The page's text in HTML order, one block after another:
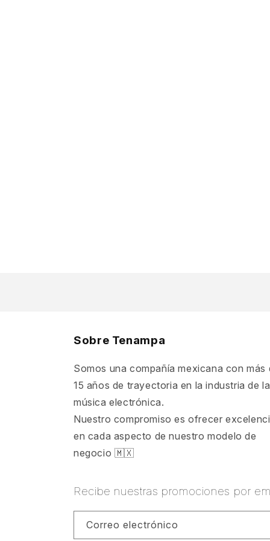
Sobre Tenampa
Somos una compañía mexicana con más
15 años de trayectoria en la industria de la
música electrónica.
Nuestro compromiso es ofrecer
en cada aspecto de nuestro modelo de
negocio 🇲🇽
Recibe nuestras promociones por
Correo electrónico